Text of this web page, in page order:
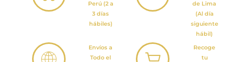
Perú (2 a
3 días
hábiles)
de Lima
(Al día
siguiente
hábil)
Envíos a
Todo el
Recoge
tu